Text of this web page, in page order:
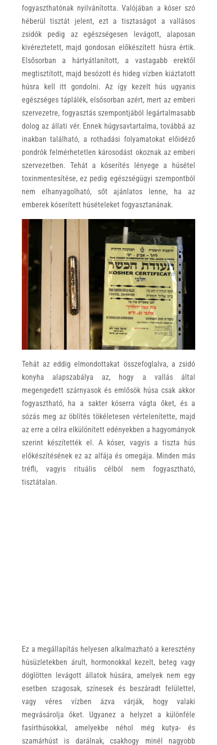
fogyaszthatónak nyilvánította. Valójában a kóser szó
héberül tisztát jelent, ezt a tisztaságot a vallásos
zsidók pedig az egészségesen levágott, alaposan
kivéreztetett, majd gondosan előkészített húsra értik.
Elsősorban a hártyátlanított, a vastagabb erektől
megtisztított, majd besózott és hideg vízben kiáztatott
húsra kell itt gondolni. Az így kezelt hús ugyanis
egészséges táplálék, elsősorban azért, mert az emberi
szervezetre, fogyasztás szempontjából legártalmasabb
dolog az állati vér. Ennek húgysavtartalma, továbbá az
inakban található, a rothadási folyamatokat előidéző
pondrók felmérhetetlen károsodást okoznak az emberi
szervezetben. Tehát a kóserítés lényege a húsétel
toxinmentesítése, ez pedig egészségügyi szempontból
nem elhanyagolható, sőt ajánlatos lenne, ha az
emberek kóserített húsételeket fogyasztanának.
Tehát az eddig elmondottakat összefoglalva, a zsidó
konyha alapszabálya az, hogy a vallás által
megengedett szárnyasok és emlősök húsa csak akkor
fogyasztható, ha a sakter kóserra vágta őket, és a
sózás meg az öblítés tökéletesen vértelenítette, majd
az erre a célra elkülönített edényekben a hagyományok
szerint készítették el. A kóser, vagyis a tiszta hús
előkészítésének ez az alfája és omegája. Minden más
tréfli, vagyis rituális célból nem fogyasztható,
tisztátalan.
Ez a megállapítás helyesen alkalmazható a keresztény
húsüzletekben árult, hormonokkal kezelt, beteg vagy
döglötten levágott állatok húsára, amelyek nem egy
esetben szagosak, színesek és beszáradt felülettel,
vagy véres vízben ázva várják, hogy valaki
megvásárolja őket. Ugyanez a helyzet a különféle
fasírthúsokkal, amelyekbe néhol még kutya- és
szamárhúst is darálnak, csakhogy minél nagyobb